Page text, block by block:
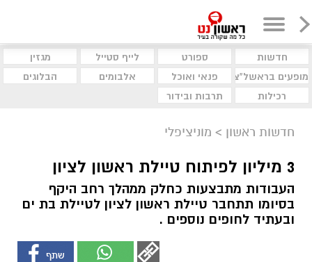
חדשות ספורט לייף סטייל
מגזין
מופעים בראשל"צ
פנאי ואוכל אלבומים
הבלוגים
רכילות
תרבות ובידור
חדשות ראשון > מוניציפלי
3 מיליון לפיתוח טיילת ראשון לציון
העבודות מתבצעות כחלק ממהלך רחב היקף
בסיומו תתחבר טיילת ראשון לציון לטיילת בת ים
ובעתיד לחופים נוספים .